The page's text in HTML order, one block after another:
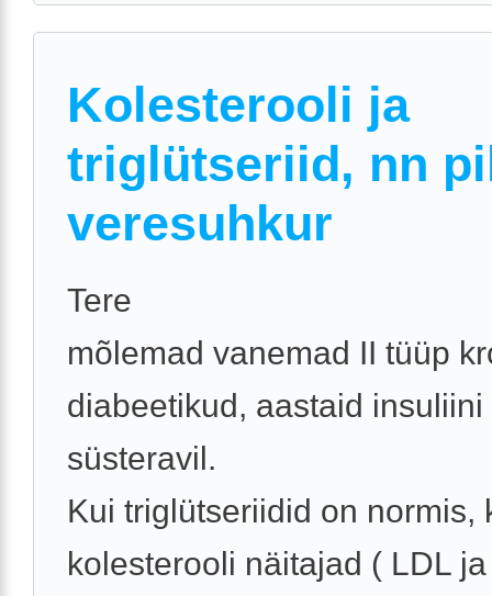
Kolesterooli ja
triglütseriid, nn
veresuhkur
Tere
mõlemad vanemad II tüüp
diabeetikud, aastaid insuliini
süsteravil.
Kui triglütseriidid on normis,
kolesterooli näitajad ( LDL